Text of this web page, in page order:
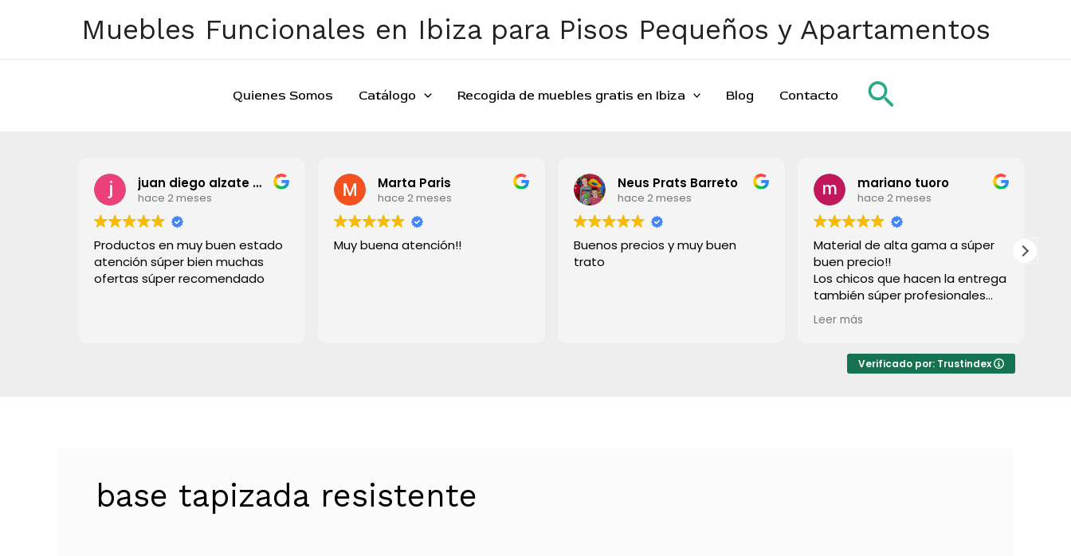
Muebles Funcionales en Ibiza para Pisos Pequeños y Apartamentos
Quienes Somos Catálogo Recogida de muebles gratis en Ibiza Blog Contacto Buscar
juan diego alzate grisales
hace 2 meses
Productos en muy buen estado
atención súper bien muchas
ofertas súper recomendado
Marta Paris
hace 2 meses
Muy buena atención!!
Neus Prats Barreto
hace 2 meses
Buenos precios y muy buen
trato
mariano tuoro
hace 2 meses
Material de alta gama a súper
buen precio!!
Los chicos que hacen la entrega
también súper profesionales
rápido e súper limpios! Lo
recomiendo a todos!
Leer más
Verificado por: Trustindex
base tapizada resistente